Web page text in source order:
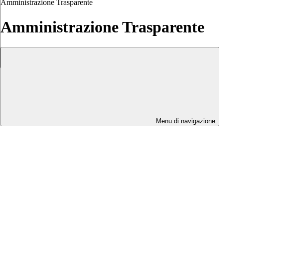
Amministrazione Trasparente
Amministrazione Trasparente
Menu di navigazione